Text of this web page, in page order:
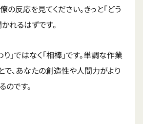
の反応を見てください。きっと「どう
れるはずです。
」ではなく「相棒」です。単調な作業
で、あなたの創造性や人間力がより
です。